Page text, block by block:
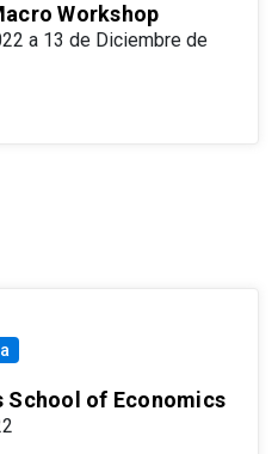
Workshop
a 13 de Diciembre de
School of Economics